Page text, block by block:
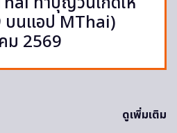
บนแอป MThai)
ม 2569
ดูเพิ่มเติม